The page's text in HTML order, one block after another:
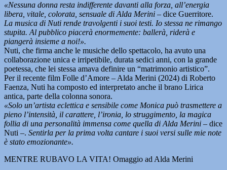
«Nessuna donna resta indifferente davanti alla forza, all’energia
libera, vitale, colorata, sensuale di Alda Merini – dice Guerritore.
La musica di Nuti rende travolgenti i suoi testi. Io stessa ne rimango
stupita. Al pubblico piacerà enormemente: ballerà, riderà e
piangerà insieme a noi!».
Nuti, che firma anche le musiche dello spettacolo, ha avuto una
collaborazione unica e irripetibile, durata sedici anni, con la grande
poetessa, che lei stessa amava definire un “matrimonio artistico”.
Per il recente film Folle d’Amore – Alda Merini (2024) di Roberto
Faenza, Nuti ha composto ed interpretato anche il brano Lirica
antica, parte della colonna sonora.
«Solo un’artista eclettica e sensibile come Monica può trasmettere a
pieno l’intensità, il carattere, l’ironia, lo struggimento, la magica
follia di una personalità immensa come quella di Alda Merini – dice
Nuti –. Sentirla per la prima volta cantare i suoi versi sulle mie note
è stato emozionante».
MENTRE RUBAVO LA VITA! Omaggio ad Alda Merini